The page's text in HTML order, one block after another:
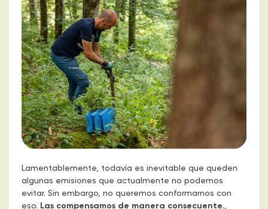
Lamentablemente, todavía es inevitable que queden
algunas emisiones que actualmente no podemos
evitar. Sin embargo, no queremos conformarnos con
eso. Las compensamos de manera consecuente.